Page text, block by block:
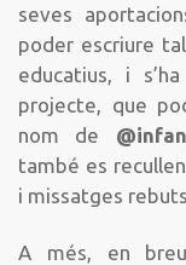
seves
poder escriure
educatius, i
projecte, que
nom de
també es
i missatges rebuts.
A més, en